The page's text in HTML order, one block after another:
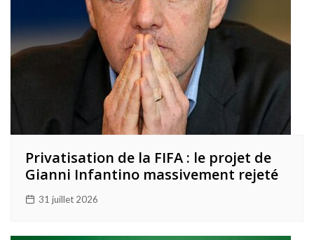
Privatisation de la FIFA : le projet de
Gianni Infantino massivement rejeté
31 juillet 2026